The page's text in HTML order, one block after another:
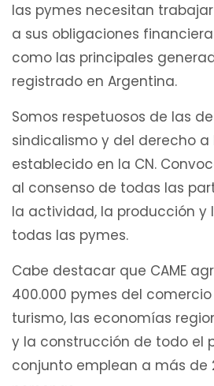
las pymes necesitan
a sus obligaciones
como las principales
registrado en Argentina.
Somos respetuosos de las
sindicalismo y del derecho a
establecido en la CN.
al consenso de todas las
la actividad, la producción y
todas las pymes.
Cabe destacar que CAME
400.000 pymes del comercio
turismo, las economías
y la construcción de todo el
conjunto emplean a más de